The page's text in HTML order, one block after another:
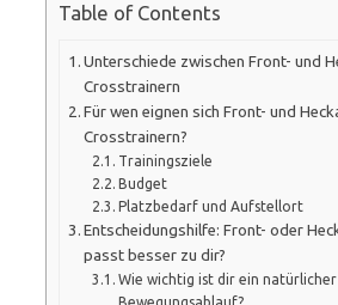
Table of Contents
Unterschiede zwischen Front- und
Crosstrainern
Für wen eignen sich Front- und
Crosstrainern?
Trainingsziele
Budget
Platzbedarf und Aufstellort
Entscheidungshilfe: Front- oder
passt besser zu dir?
Wie wichtig ist dir ein natürlicher
Bewegungsablauf?